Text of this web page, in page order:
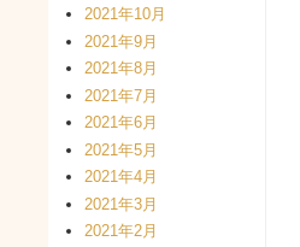
2021年10月
2021年9月
2021年8月
2021年7月
2021年6月
2021年5月
2021年4月
2021年3月
2021年2月